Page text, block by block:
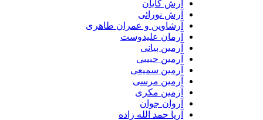
آرش کایان
آرش نورائی
آرشاوین و عمران طاهری
آرمان علیدوست
آرمین بیانی
آرمین حبیبی
آرمین سمیعی
آرمین مرسی
آرمین مکری
آروان جوان
آریا حمد الله زاده